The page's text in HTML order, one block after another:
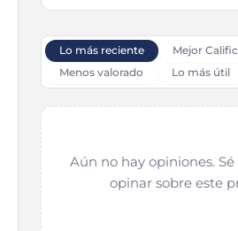
Lo más reciente
Mejor
Menos valorado
Lo más útil
Aún no hay opiniones.
opinar sobre este